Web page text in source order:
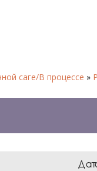
саге/В процессе »